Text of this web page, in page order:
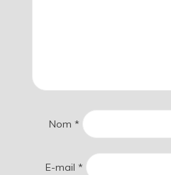
Nom *
E-mail *